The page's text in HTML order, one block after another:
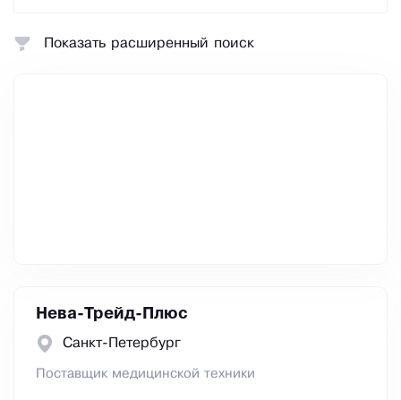
Нева-Трейд-Плюс
Санкт-Петербург
Поставщик медицинской техники
Показать расширенный поиск